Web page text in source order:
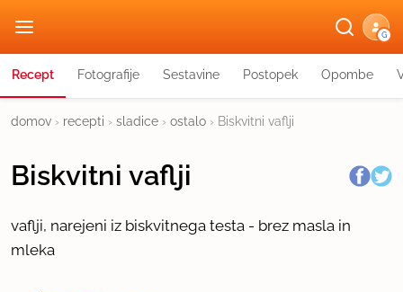
G
Recept Fotografije Sestavine Postopek Opombe
domov › recepti › sladice › ostalo › Biskvitni vaflji
Biskvitni vaflji
vaflji, narejeni iz biskvitnega testa - brez masla in
mleka